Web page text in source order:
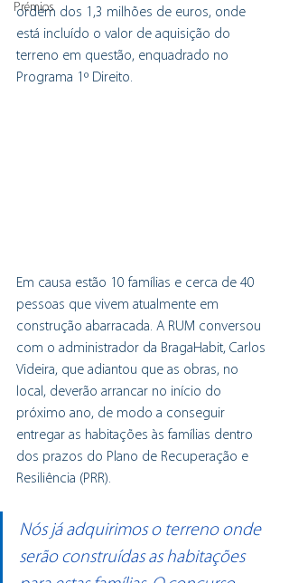
Prémios
ordem dos 1,3 milhões de euros, onde
está incluído o valor de aquisição do
terreno em questão, enquadrado no
Programa 1º Direito.
Em causa estão 10 famílias e cerca de 40
pessoas que vivem atualmente em
construção abarracada. A RUM conversou
com o administrador da BragaHabit, Carlos
Videira, que adiantou que as obras, no
local, deverão arrancar no início do
próximo ano, de modo a conseguir
entregar as habitações às famílias dentro
dos prazos do Plano de Recuperação e
Resiliência (PRR).
Nós já adquirimos o terreno onde
serão construídas as habitações